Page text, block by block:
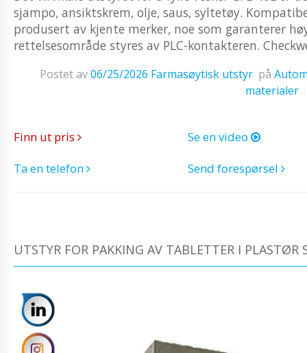
sjampo, ansiktskrem, olje, saus, syltetøy.
produsert av kjente merker, noe som garanterer
rettelsesområde styres av PLC-kontakteren.
Postet av06/25/2026 Farmasøytisk utstyr på
materialer
Finn ut pris
Se en video
Ta en telefon
Send forespørsel
UTSTYR FOR PAKKING AV TABLETTER I PLASTØR